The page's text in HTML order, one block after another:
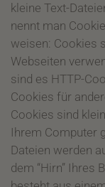
kleine Text-
nennt man
weisen: Cookies
Webseiten
sind es HTTP-
Cookies für
Cookies sind
Ihrem Computer
Dateien werden
dem “Hirn” Ihres